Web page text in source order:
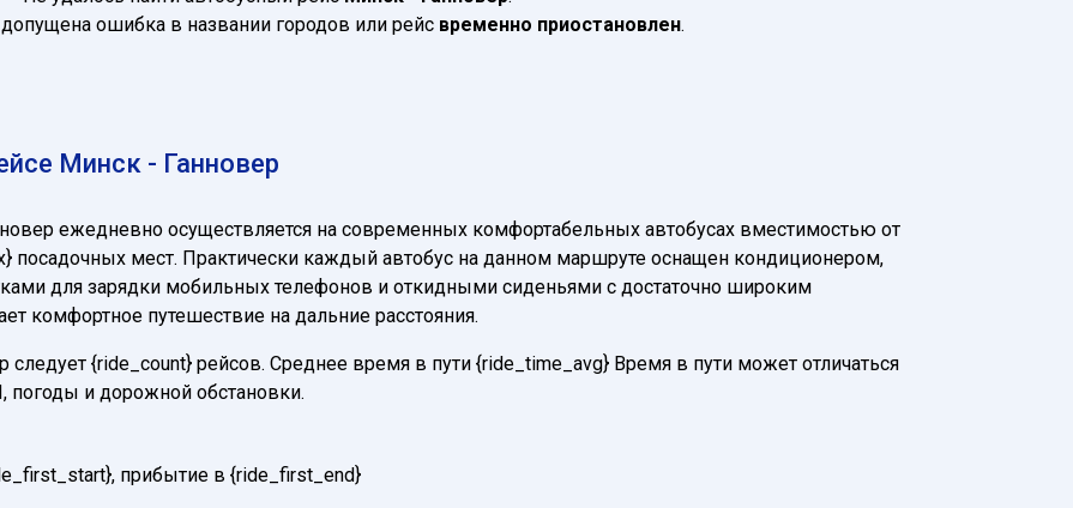
ошибка в названии городов или рейс временно приостановлен.
Минск - Ганновер
ежедневно осуществляется на современных комфортабельных автобусах вместимостью от
посадочных мест. Практически каждый автобус на данном маршруте оснащен кондиционером,
для зарядки мобильных телефонов и откидными сиденьями с достаточно широким
комфортное путешествие на дальние расстояния.
{ride_count} рейсов. Среднее время в пути {ride_time_avg} Время в пути может отличаться
и дорожной обстановки.
прибытие в {ride_first_end}